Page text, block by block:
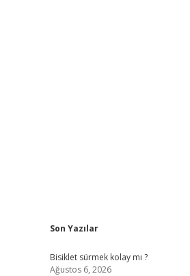
Sidebar
Son Yazılar
Bisiklet sürmek kolay mı ?
Ağustos 6, 2026